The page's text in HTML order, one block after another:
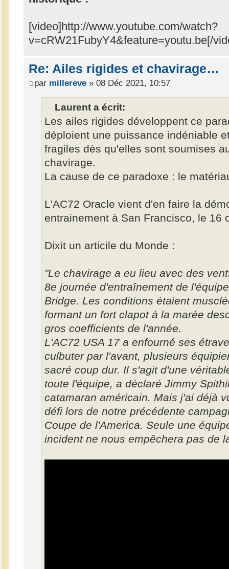
[video]http://www.youtube.com/watch?
v=cRW21FubyY4&feature=youtu.be[/
Re: Ailes rigides et chavirage…
par millereve » 08 Déc 2021, 10:57
Laurent a écrit:
Les ailes rigides développent ce
déploient une puissance indéniable
fragiles dès qu'elles sont soumises
chavirage.
La cause de ce paradoxe : le
L'AC72 Oracle vient d'en faire la
entrainement à San Francisco, le 16
Dixit un articile du Monde :
"Le chavirage a eu lieu avec des
8e journée d'entraînement de
Bridge. Les conditions étaient
formant un fort clapot à la marée
gros coefficients de l'année.
L'AC72 USA 17 a enfourné ses
culbuter par l'avant, plusieurs
sacré coup dur. Il s'agit d'une
toute l'équipe, a déclaré Jimmy
catamaran américain. Mais j'ai déjà
défi lors de notre précédente
Coupe de l'America. Seule une
incident ne nous empêchera pas de